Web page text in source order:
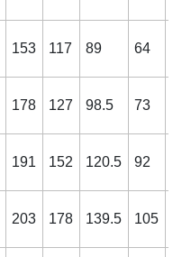
153 117 89 64
178 127 98.5 73
191 152 120.5 92
203 178 139.5 105